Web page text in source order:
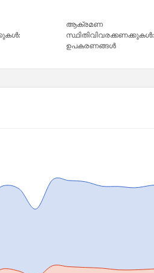
ആക്രമണ
സ്ഥിതിവിവരക്കണക്കുകൾ:
ഉപകരണങ്ങൾ